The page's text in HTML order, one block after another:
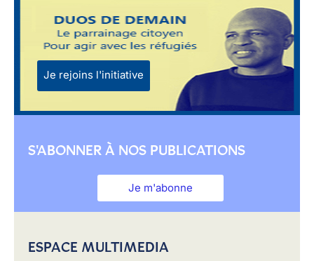
Je rejoins l'initiative
S'ABONNER À NOS PUBLICATIONS
Je m'abonne
ESPACE MULTIMEDIA